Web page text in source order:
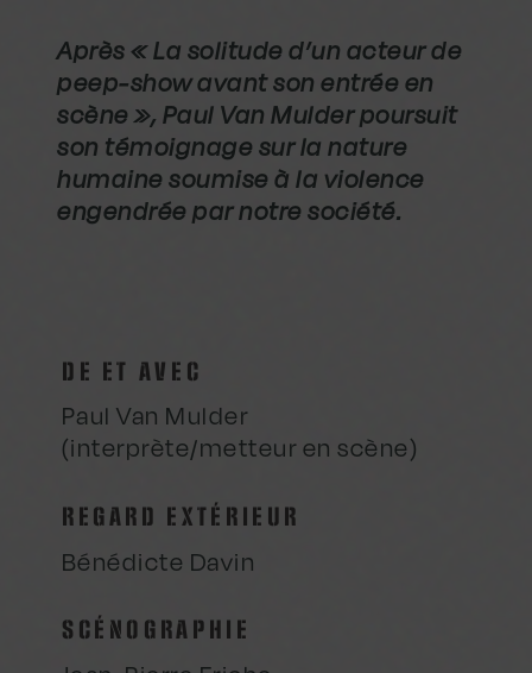
Après « La solitude d’un acteur de
peep-show avant son entrée en
scène », Paul Van Mulder poursuit
son témoignage sur la nature
humaine soumise à la violence
engendrée par notre société.
DE ET AVEC
Paul Van Mulder
(interprète/metteur en scène)
REGARD EXTÉRIEUR
Bénédicte Davin
SCÉNOGRAPHIE